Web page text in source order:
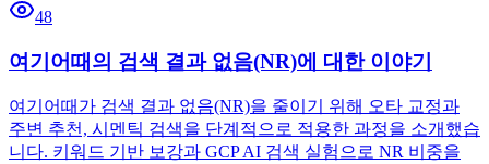
48
여기어때의 검색 결과 없음(NR)에 대한 이야기
여기어때가 검색 결과 없음(NR)을 줄이기 위해 오타 교정과
주변 추천, 시멘틱 검색을 단계적으로 적용한 과정을 소개했습
니다. 키워드 기반 보강과 GCP AI 검색 실험으로 NR 비중을